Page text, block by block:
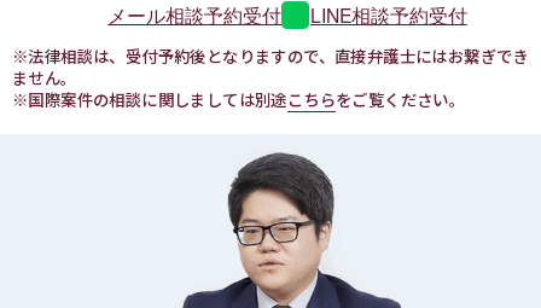
メール相談予約受付 LINE相談予約受付
※法律相談は、受付予約後となりますので、直接弁護士にはお繋ぎでき
ません。
※国際案件の相談に関しましては別途こちらをご覧ください。